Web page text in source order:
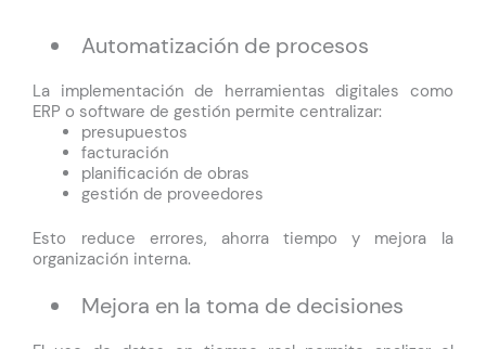
Automatización de procesos
La implementación de herramientas digitales como
ERP o software de gestión permite centralizar:
presupuestos
facturación
planificación de obras
gestión de proveedores
Esto reduce errores, ahorra tiempo y mejora la
organización interna.
Mejora en la toma de decisiones